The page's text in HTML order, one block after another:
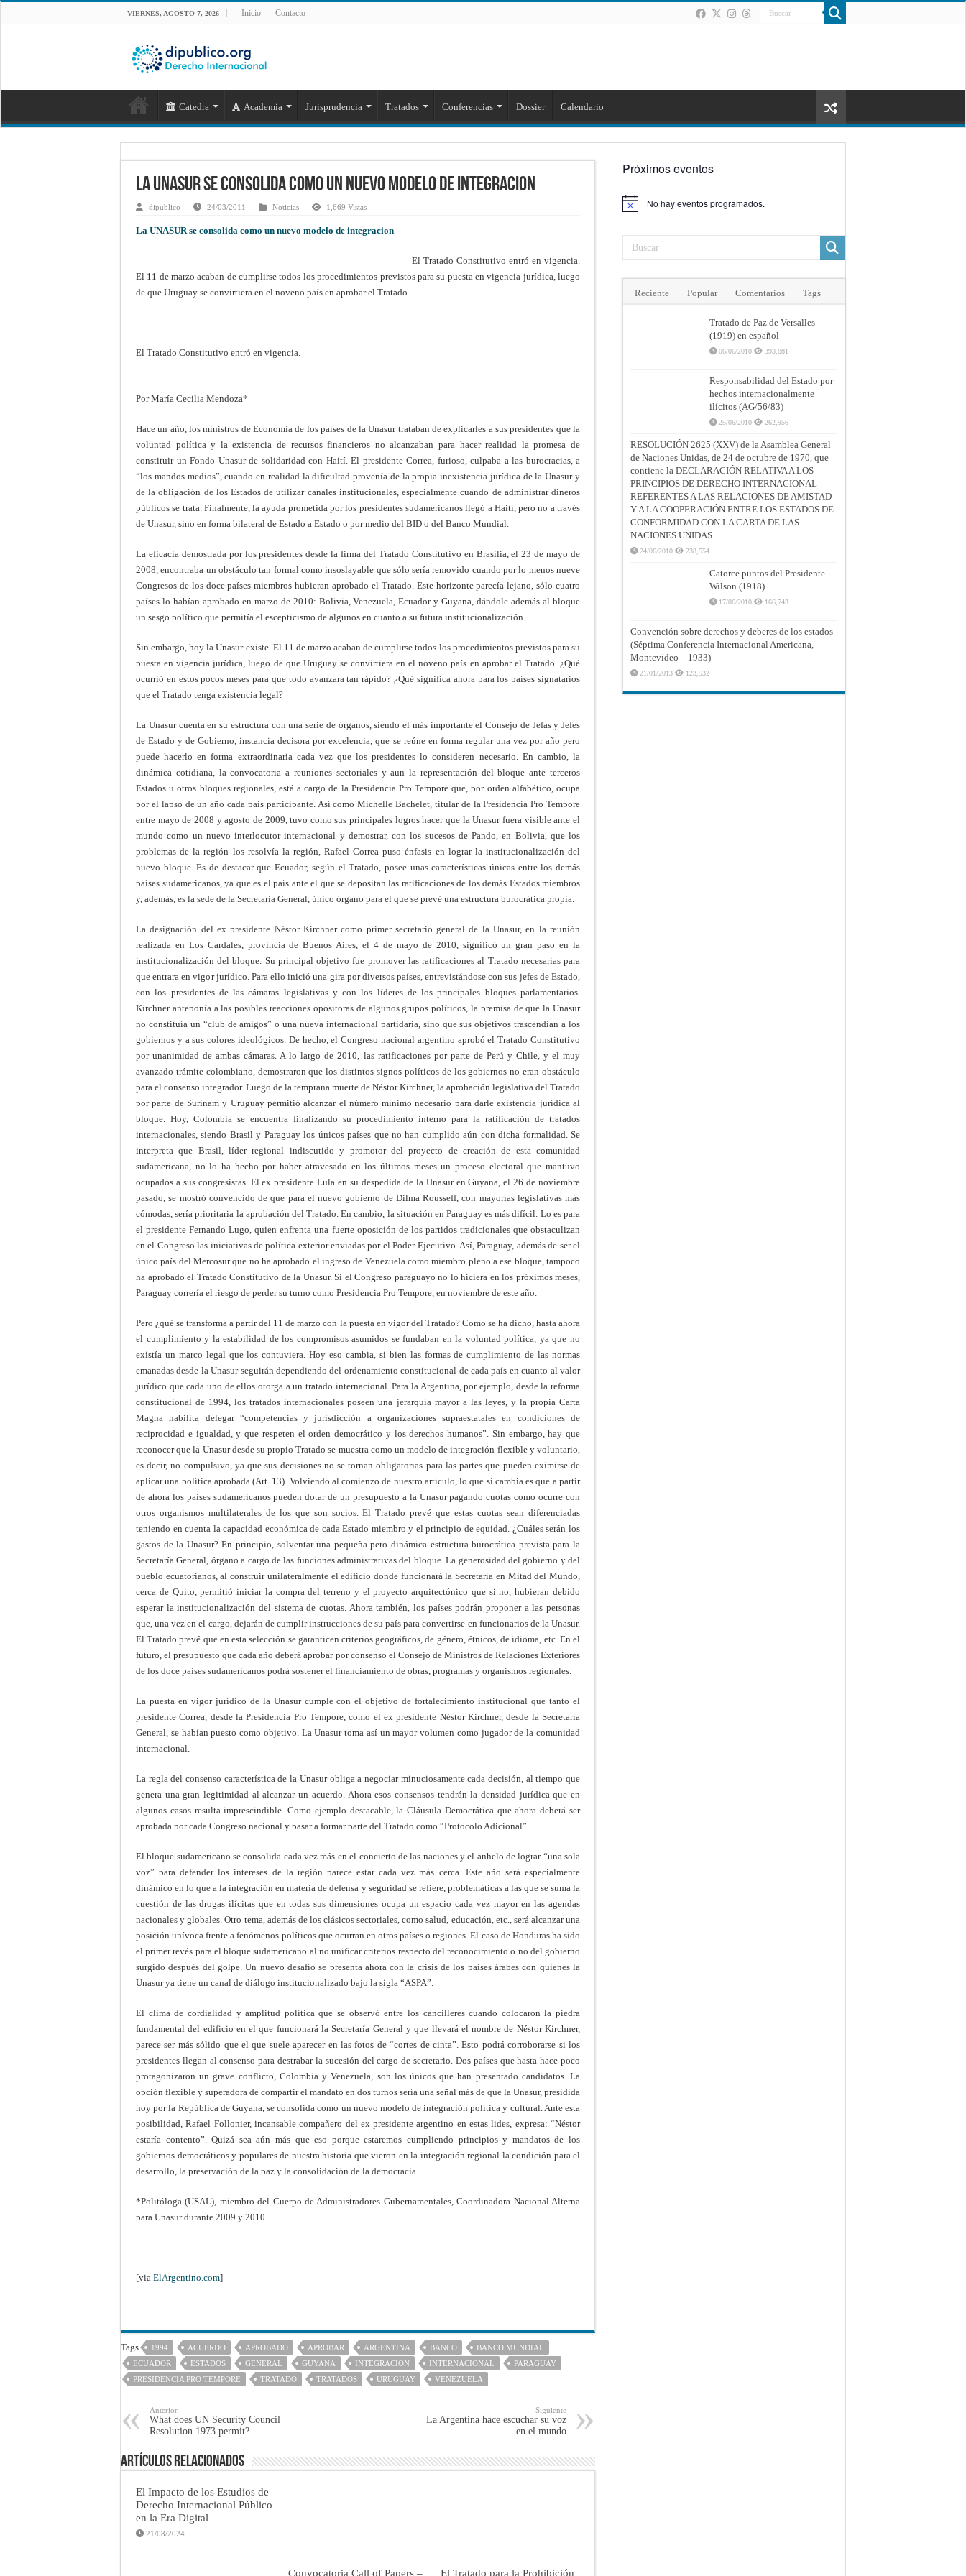
VIERNES, AGOSTO 7, 2026 Inicio Contacto
Catedra Academia Jurisprudencia Tratados Conferencias Dossier Calendario
La UNASUR se consolida como un nuevo modelo de integracion
dipublico 24/03/2011 Noticias 1,669 Vistas
La UNASUR se consolida como un nuevo modelo de integracion
El Tratado Constitutivo entró en vigencia.
El 11 de marzo acaban de cumplirse todos los procedimientos previstos para su puesta en vigencia jurídica, luego
de que Uruguay se convirtiera en el noveno país en aprobar el Tratado.
El Tratado Constitutivo entró en vigencia.
Por María Cecilia Mendoza*
Hace un año, los ministros de Economía de los países de la Unasur trataban de explicarles a sus presidentes que la
voluntad política y la existencia de recursos financieros no alcanzaban para hacer realidad la promesa de
constituir un Fondo Unasur de solidaridad con Haití. El presidente Correa, furioso, culpaba a las burocracias, a
“los mandos medios”, cuando en realidad la dificultad provenía de la propia inexistencia jurídica de la Unasur y
de la obligación de los Estados de utilizar canales institucionales, especialmente cuando de administrar dineros
públicos se trata. Finalmente, la ayuda prometida por los presidentes sudamericanos llegó a Haití, pero no a través
de Unasur, sino en forma bilateral de Estado a Estado o por medio del BID o del Banco Mundial.
La eficacia demostrada por los presidentes desde la firma del Tratado Constitutivo en Brasilia, el 23 de mayo de
2008, encontraba un obstáculo tan formal como insoslayable que sólo sería removido cuando por lo menos nueve
Congresos de los doce países miembros hubieran aprobado el Tratado. Este horizonte parecía lejano, sólo cuatro
países lo habían aprobado en marzo de 2010: Bolivia, Venezuela, Ecuador y Guyana, dándole además al bloque
un sesgo político que permitía el escepticismo de algunos en cuanto a su futura institucionalización.
Sin embargo, hoy la Unasur existe. El 11 de marzo acaban de cumplirse todos los procedimientos previstos para su
puesta en vigencia jurídica, luego de que Uruguay se convirtiera en el noveno país en aprobar el Tratado. ¿Qué
ocurrió en estos pocos meses para que todo avanzara tan rápido? ¿Qué significa ahora para los países signatarios
que el Tratado tenga existencia legal?
La Unasur cuenta en su estructura con una serie de órganos, siendo el más importante el Consejo de Jefas y Jefes
de Estado y de Gobierno, instancia decisora por excelencia, que se reúne en forma regular una vez por año pero
puede hacerlo en forma extraordinaria cada vez que los presidentes lo consideren necesario. En cambio, la
dinámica cotidiana, la convocatoria a reuniones sectoriales y aun la representación del bloque ante terceros
Estados u otros bloques regionales, está a cargo de la Presidencia Pro Tempore que, por orden alfabético, ocupa
por el lapso de un año cada país participante. Así como Michelle Bachelet, titular de la Presidencia Pro Tempore
entre mayo de 2008 y agosto de 2009, tuvo como sus principales logros hacer que la Unasur fuera visible ante el
mundo como un nuevo interlocutor internacional y demostrar, con los sucesos de Pando, en Bolivia, que los
problemas de la región los resolvía la región, Rafael Correa puso énfasis en lograr la institucionalización del
nuevo bloque. Es de destacar que Ecuador, según el Tratado, posee unas características únicas entre los demás
países sudamericanos, ya que es el país ante el que se depositan las ratificaciones de los demás Estados miembros
y, además, es la sede de la Secretaría General, único órgano para el que se prevé una estructura burocrática propia.
La designación del ex presidente Néstor Kirchner como primer secretario general de la Unasur, en la reunión
realizada en Los Cardales, provincia de Buenos Aires, el 4 de mayo de 2010, significó un gran paso en la
institucionalización del bloque. Su principal objetivo fue promover las ratificaciones al Tratado necesarias para
que entrara en vigor jurídico. Para ello inició una gira por diversos países, entrevistándose con sus jefes de Estado,
con los presidentes de las cámaras legislativas y con los líderes de los principales bloques parlamentarios.
Kirchner anteponía a las posibles reacciones opositoras de algunos grupos políticos, la premisa de que la Unasur
no constituía un “club de amigos” o una nueva internacional partidaria, sino que sus objetivos trascendían a los
gobiernos y a sus colores ideológicos. De hecho, el Congreso nacional argentino aprobó el Tratado Constitutivo
por unanimidad de ambas cámaras. A lo largo de 2010, las ratificaciones por parte de Perú y Chile, y el muy
avanzado trámite colombiano, demostraron que los distintos signos políticos de los gobiernos no eran obstáculo
para el consenso integrador. Luego de la temprana muerte de Néstor Kirchner, la aprobación legislativa del Tratado
por parte de Surinam y Uruguay permitió alcanzar el número mínimo necesario para darle existencia jurídica al
bloque. Hoy, Colombia se encuentra finalizando su procedimiento interno para la ratificación de tratados
internacionales, siendo Brasil y Paraguay los únicos países que no han cumplido aún con dicha formalidad. Se
interpreta que Brasil, líder regional indiscutido y promotor del proyecto de creación de esta comunidad
sudamericana, no lo ha hecho por haber atravesado en los últimos meses un proceso electoral que mantuvo
ocupados a sus congresistas. El ex presidente Lula en su despedida de la Unasur en Guyana, el 26 de noviembre
pasado, se mostró convencido de que para el nuevo gobierno de Dilma Rousseff, con mayorías legislativas más
cómodas, sería prioritaria la aprobación del Tratado. En cambio, la situación en Paraguay es más difícil. Lo es para
el presidente Fernando Lugo, quien enfrenta una fuerte oposición de los partidos tradicionales que obstaculizan
en el Congreso las iniciativas de política exterior enviadas por el Poder Ejecutivo. Así, Paraguay, además de ser el
único país del Mercosur que no ha aprobado el ingreso de Venezuela como miembro pleno a ese bloque, tampoco
ha aprobado el Tratado Constitutivo de la Unasur. Si el Congreso paraguayo no lo hiciera en los próximos meses,
Paraguay correría el riesgo de perder su turno como Presidencia Pro Tempore, en noviembre de este año.
Pero ¿qué se transforma a partir del 11 de marzo con la puesta en vigor del Tratado? Como se ha dicho, hasta ahora
el cumplimiento y la estabilidad de los compromisos asumidos se fundaban en la voluntad política, ya que no
existía un marco legal que los contuviera. Hoy eso cambia, si bien las formas de cumplimiento de las normas
emanadas desde la Unasur seguirán dependiendo del ordenamiento constitucional de cada país en cuanto al valor
jurídico que cada uno de ellos otorga a un tratado internacional. Para la Argentina, por ejemplo, desde la reforma
constitucional de 1994, los tratados internacionales poseen una jerarquía mayor a las leyes, y la propia Carta
Magna habilita delegar “competencias y jurisdicción a organizaciones supraestatales en condiciones de
reciprocidad e igualdad, y que respeten el orden democrático y los derechos humanos”. Sin embargo, hay que
reconocer que la Unasur desde su propio Tratado se muestra como un modelo de integración flexible y voluntario,
es decir, no compulsivo, ya que sus decisiones no se tornan obligatorias para las partes que pueden eximirse de
aplicar una política aprobada (Art. 13). Volviendo al comienzo de nuestro artículo, lo que sí cambia es que a partir
de ahora los países sudamericanos pueden dotar de un presupuesto a la Unasur pagando cuotas como ocurre con
otros organismos multilaterales de los que son socios. El Tratado prevé que estas cuotas sean diferenciadas
teniendo en cuenta la capacidad económica de cada Estado miembro y el principio de equidad. ¿Cuáles serán los
gastos de la Unasur? En principio, solventar una pequeña pero dinámica estructura burocrática prevista para la
Secretaría General, órgano a cargo de las funciones administrativas del bloque. La generosidad del gobierno y del
pueblo ecuatorianos, al construir unilateralmente el edificio donde funcionará la Secretaría en Mitad del Mundo,
cerca de Quito, permitió iniciar la compra del terreno y el proyecto arquitectónico que si no, hubieran debido
esperar la institucionalización del sistema de cuotas. Ahora también, los países podrán proponer a las personas
que, una vez en el cargo, dejarán de cumplir instrucciones de su país para convertirse en funcionarios de la Unasur.
El Tratado prevé que en esta selección se garanticen criterios geográficos, de género, étnicos, de idioma, etc. En el
futuro, el presupuesto que cada año deberá aprobar por consenso el Consejo de Ministros de Relaciones Exteriores
de los doce países sudamericanos podrá sostener el financiamiento de obras, programas y organismos regionales.
La puesta en vigor jurídico de la Unasur cumple con el objetivo de fortalecimiento institucional que tanto el
presidente Correa, desde la Presidencia Pro Tempore, como el ex presidente Néstor Kirchner, desde la Secretaría
General, se habían puesto como objetivo. La Unasur toma así un mayor volumen como jugador de la comunidad
internacional.
La regla del consenso característica de la Unasur obliga a negociar minuciosamente cada decisión, al tiempo que
genera una gran legitimidad al alcanzar un acuerdo. Ahora esos consensos tendrán la densidad jurídica que en
algunos casos resulta imprescindible. Como ejemplo destacable, la Cláusula Democrática que ahora deberá ser
aprobada por cada Congreso nacional y pasar a formar parte del Tratado como “Protocolo Adicional”.
El bloque sudamericano se consolida cada vez más en el concierto de las naciones y el anhelo de lograr “una sola
voz” para defender los intereses de la región parece estar cada vez más cerca. Este año será especialmente
dinámico en lo que a la integración en materia de defensa y seguridad se refiere, problemáticas a las que se suma la
cuestión de las drogas ilícitas que en todas sus dimensiones ocupa un espacio cada vez mayor en las agendas
nacionales y globales. Otro tema, además de los clásicos sectoriales, como salud, educación, etc., será alcanzar una
posición unívoca frente a fenómenos políticos que ocurran en otros países o regiones. El caso de Honduras ha sido
el primer revés para el bloque sudamericano al no unificar criterios respecto del reconocimiento o no del gobierno
surgido después del golpe. Un nuevo desafío se presenta ahora con la crisis de los países árabes con quienes la
Unasur ya tiene un canal de diálogo institucionalizado bajo la sigla “ASPA”.
El clima de cordialidad y amplitud política que se observó entre los cancilleres cuando colocaron la piedra
fundamental del edificio en el que funcionará la Secretaría General y que llevará el nombre de Néstor Kirchner,
parece ser más sólido que el que suele aparecer en las fotos de “cortes de cinta”. Esto podrá corroborarse si los
presidentes llegan al consenso para destrabar la sucesión del cargo de secretario. Dos países que hasta hace poco
protagonizaron un grave conflicto, Colombia y Venezuela, son los únicos que han presentado candidatos. La
opción flexible y superadora de compartir el mandato en dos turnos sería una señal más de que la Unasur, presidida
hoy por la República de Guyana, se consolida como un nuevo modelo de integración política y cultural. Ante esta
posibilidad, Rafael Follonier, incansable compañero del ex presidente argentino en estas lides, expresa: “Néstor
estaría contento”. Quizá sea aún más que eso porque estaremos cumpliendo principios y mandatos de los
gobiernos democráticos y populares de nuestra historia que vieron en la integración regional la condición para el
desarrollo, la preservación de la paz y la consolidación de la democracia.
*Politóloga (USAL), miembro del Cuerpo de Administradores Gubernamentales, Coordinadora Nacional Alterna
para Unasur durante 2009 y 2010.
[via ElArgentino.com]
Tags 1994 ACUERDO APROBADO APROBAR ARGENTINA BANCO
BANCO MUNDIAL
ECUADOR
ESTADOS GENERAL GUYANA INTEGRACION INTERNACIONAL
PARAGUAY
PRESIDENCIA PRO TEMPORE
TRATADO TRATADOS URUGUAY VENEZUELA
Anterior
What does UN Security Council
Resolution 1973 permit?
Siguiente
La Argentina hace escuchar su voz
en el mundo
Artículos Relacionados
El Impacto de los Estudios de
Derecho Internacional Público
en la Era Digital
21/08/2024
Convocatoria Call of Papers – El Tratado para la Prohibición
Próximos eventos
Aviso No hay eventos programados.
Reciente Popular Comentarios Tags
Tratado de Paz de Versalles
(1919) en español
06/06/2010 393,881
Responsabilidad del Estado por
hechos internacionalmente
ilícitos (AG/56/83)
25/06/2010 262,956
RESOLUCIÓN 2625 (XXV) de la Asamblea General
de Naciones Unidas, de 24 de octubre de 1970, que
contiene la DECLARACIÓN RELATIVA A LOS
PRINCIPIOS DE DERECHO INTERNACIONAL
REFERENTES A LAS RELACIONES DE AMISTAD
Y A LA COOPERACIÓN ENTRE LOS ESTADOS DE
CONFORMIDAD CON LA CARTA DE LAS
NACIONES UNIDAS
24/06/2010 238,554
Catorce puntos del Presidente
Wilson (1918)
17/06/2010 166,743
Convención sobre derechos y deberes de los estados
(Séptima Conferencia Internacional Americana,
Montevideo – 1933)
21/01/2013 123,532